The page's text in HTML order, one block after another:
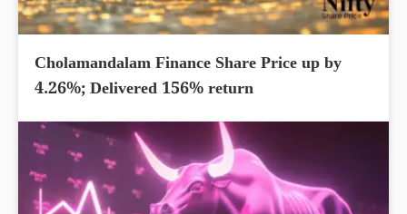
Cholamandalam Finance Share Price up by
4.26%; Delivered 156% return